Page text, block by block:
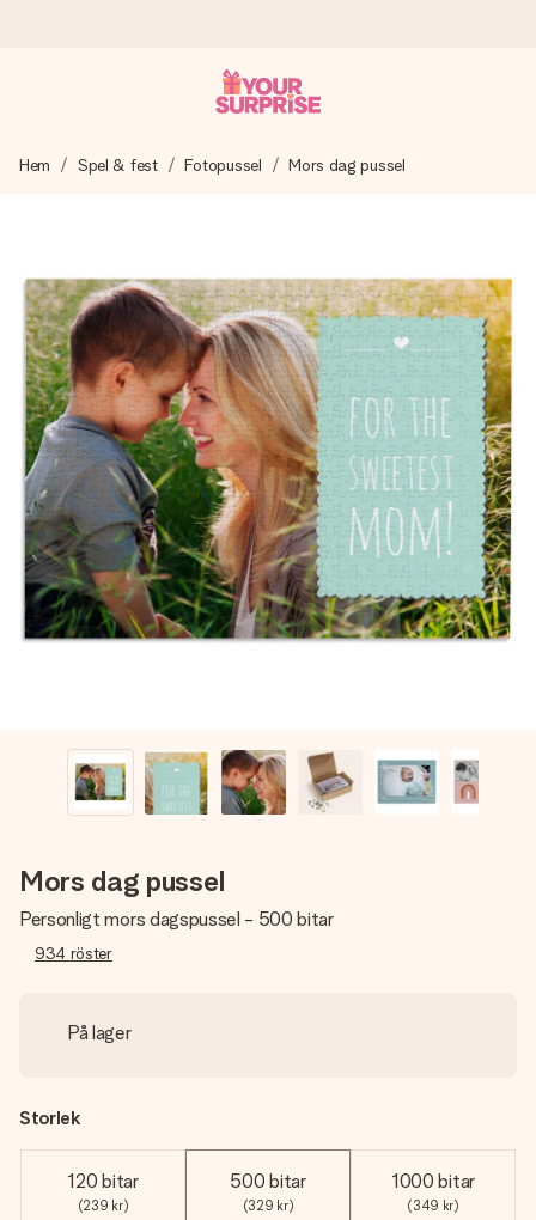
Vi skapar din gåva med omsorg och skickar den blixtsnabbt
4,6 (baserat på +15 000 recensioner)
Våra gåvor inspirerar. Kunder ger oss 4,6 på Google
Reviews.
Gratis hälsning
Skapa något unikt med bara några få steg – med hennes
namn, ditt foto eller ett meddelande som verkligen berör
hennes hjärta. Inget krångel, bara med all kärlek för stunden.
Hem Spel & fest Fotopussel Mors dag pussel
Mors dag pussel
Personligt mors dagspussel - 500 bitar
934 röster
På lager
Storlek
120 bitar
(239 kr)
500 bitar
(329 kr)
1000 bitar
(349 kr)